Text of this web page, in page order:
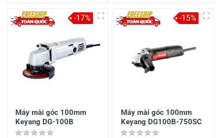
Máy mài góc 100mm
Keyang DG-100B
-17%
Máy mài góc 100mm
Keyang DG100B-750SC
-15%